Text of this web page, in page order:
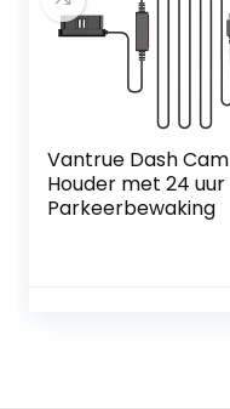
Vantrue Dash Cam
Houder met 24 uur
Parkeerbewaking